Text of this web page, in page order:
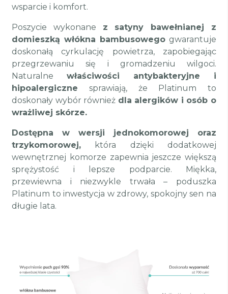
wsparcie i komfort.
Poszycie wykonane z satyny bawełnianej z
domieszką włókna bambusowego gwarantuje
doskonałą cyrkulację powietrza, zapobiegając
przegrzewaniu się i gromadzeniu wilgoci.
Naturalne właściwości antybakteryjne i
hipoalergiczne sprawiają, że Platinum to
doskonały wybór również dla alergików i osób o
wrażliwej skórze.
Dostępna w wersji jednokomorowej oraz
trzykomorowej, która dzięki dodatkowej
wewnętrznej komorze zapewnia jeszcze większą
sprężystość i lepsze podparcie. Miękka,
przewiewna i niezwykle trwała – poduszka
Platinum to inwestycja w zdrowy, spokojny sen na
długie lata.